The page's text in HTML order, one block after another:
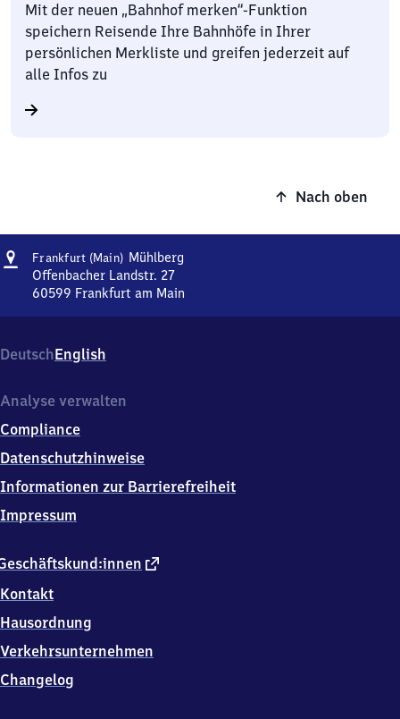
Mit der neuen „Bahnhof merken“-Funktion
speichern Reisende Ihre Bahnhöfe in Ihrer
persönlichen Merkliste und greifen jederzeit auf
alle Infos zu
Nach oben
Adresse
Frankfurt (Main) Mühlberg
Mühlberg
Offenbacher Landstr. 27
60599 Frankfurt am Main
Mühlberg,
Offenbacher
27,
0
5
9
Frankfurt
am
DeutschEnglish
externer
Kontakt
Hausordnung
Verkehrsunternehmen
Changelog
Analyse verwalten
Compliance
Datenschutzhinweise
Informationen zur Barrierefreiheit
Impressum